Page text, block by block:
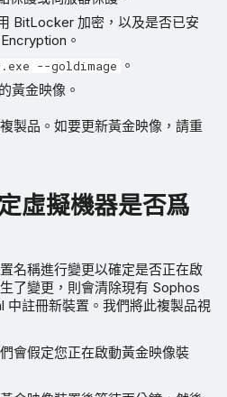
BitLocker 加密，以及是否已安
。
--goldimage
。
黃金映像。
製品。如要更新黃金映像，請重
虛擬機器是否爲
名稱進行變更以確定是否正在啟
了變更，則會清除現有 Sophos
中註冊新裝置。我們將此複製品視
會假定您正在啟動黃金映像裝